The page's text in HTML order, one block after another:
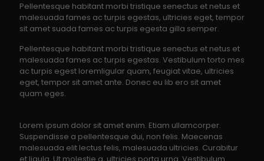
Pellentesque habitant morbi tristique senectus et netus et
malesuada fames ac turpis egestas, ultricies eget, tempor
sit amet suada fames ac turpis egesta gilla semper.
Pellentesque habitant morbi tristique senectus et netus et
malesuada fames ac turpis egestas. Vestibulum torto mes
ac turpis egest loremligular quam, feugiat vitae, ultricies
eget, tempor sit amet ante. Donec eu lib ero sit amet
quam eges.
Lorem ipsum dolor sit amet enim. Etiam ullamcorper.
Suspendisse a pellentesque dui, non felis. Maecenas
malesuada elit lectus felis, malesuada ultricies. Curabitur